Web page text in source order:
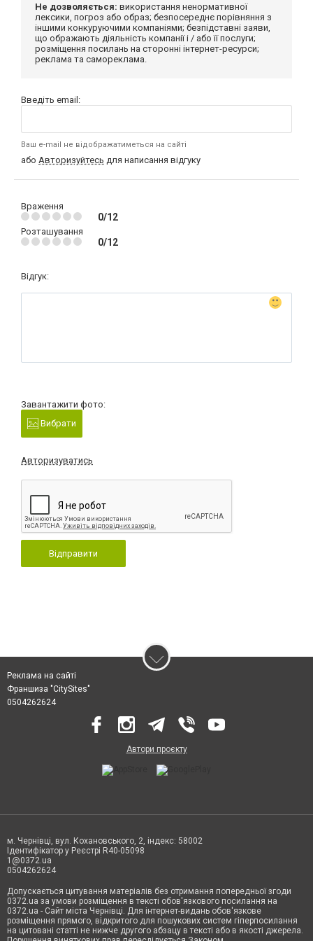
Не дозволяється: використання ненормативної
лексики, погроз або образ; безпосереднє порівняння з
іншими конкуруючими компаніями; безпідставні заяви,
що ображають діяльність компанії і / або її послуги;
розміщення посилань на сторонні інтернет-ресурси;
реклама та самореклама.
Введіть email:
Ваш e-mail не відображатиметься на сайті
або Авторизуйтесь для написання відгуку
Враження
0/12
Розташування
0/12
Відгук:
Завантажити фото:
Вибрати
Авторизуватись
Відправити
Реклама на сайті
Франшиза "CitySites"
0504262624
Автори проєкту
м. Чернівці, вул. Кохановського, 2, індекс: 58002
Ідентифікатор у Реєстрі R40-05098
1@0372.ua
0504262624
Допускається цитування матеріалів без отримання попередньої згоди
0372.ua за умови розміщення в тексті обов'язкового посилання на
0372.ua - Сайт міста Чернівці. Для інтернет-видань обов'язкове
розміщення прямого, відкритого для пошукових систем гіперпосилання
на цитовані статті не нижче другого абзацу в тексті або в якості джерела.